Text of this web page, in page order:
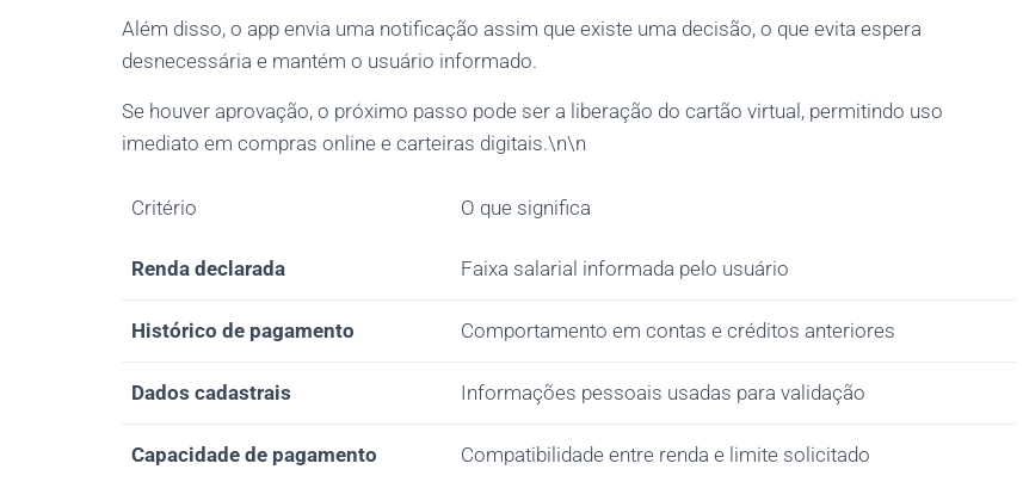
Além disso, o app envia uma notificação assim que existe uma decisão, o que evita espera
desnecessária e mantém o usuário informado.
Se houver aprovação, o próximo passo pode ser a liberação do cartão virtual, permitindo uso
imediato em compras online e carteiras digitais.\n\n
Critério O que significa
Renda declarada Faixa salarial informada pelo usuário
Histórico de pagamento Comportamento em contas e créditos anteriores
Dados cadastrais Informações pessoais usadas para validação
Capacidade de pagamento Compatibilidade entre renda e limite solicitado